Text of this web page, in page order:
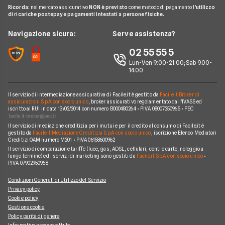
News
Contatti
Carta conto
Hello Bank!
Fineco
Revolut
Glossario Conti
Notizie Conti
Argomenti in evidenza Conti
Prodotti Conti
Ricorda: nel mercato assicurativo NON è previsto come metodo di pagamento l'utilizzo
di ricariche postepay e pagamenti intestati a persone fisiche.
Navigazione sicura: Serve assistenza?
02 55 55 5
Lun-Ven 9:00-21:00; Sab 9.00-
14.00
Il servizio di intermediazione assicurativa di Facile.it è gestito da Facile.it Broker di
assicurazioni S.p.A. con socio unico, broker assicurativo regolamentato dall'IVASS ed
iscritto al RUI in data 13/02/2014 con numero B000480264 • P.IVA 08007250965 • PEC
Il servizio di mediazione creditizia per i mutui e per il credito al consumo di Facile.it è
gestito da Facile.it Mediazione Creditizia S.p.A. con socio unico , iscrizione Elenco Mediatori
Creditizi OAM numero M201 • P.IVA 06158600962
Il servizio di comparazione tariffe (luce, gas, ADSL, cellulari, conti e carte, noleggio a
lungo termine) ed i servizi di marketing sono gestiti da Facile.it S.p.A. con socio unico•
P.IVA 07902950968
Condizioni Generali di Utilizzo del Servizio
Privacy policy
Cookie policy
Gestione cookie
Policy parità di genere